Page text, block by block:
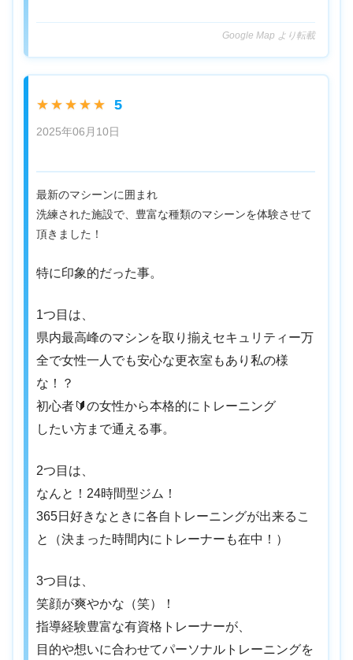
Google Map より転載
★★★★★ 5
2025年06月10日
最新のマシーンに囲まれ
洗練された施設で、豊富な種類のマシーンを体験させて
頂きました！
特に印象的だった事。
1つ目は、
県内最高峰のマシンを取り揃えセキュリティー万
全で女性一人でも安心な更衣室もあり私の様
な！？
初心者🔰の女性から本格的にトレーニング
したい方まで通える事。
⁡2つ目は、
なんと！24時間型ジム！
⁡365日好きなときに各自トレーニングが出来るこ
と（決まった時間内にトレーナーも在中！）
3つ目は、⁡
笑顔が爽やかな（笑）！
指導経験豊富な有資格トレーナーが、
目的や想いに合わせてパーソナルトレーニングを